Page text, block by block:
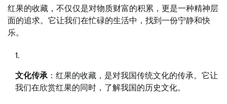
红果的收藏，不仅仅是对物质财富的积累，更是一种精神层
面的追求。它让我们在忙碌的生活中，找到一份宁静和快
乐。
文化传承：红果的收藏，是对我国传统文化的传承。它让
我们在欣赏红果的同时，了解我国的历史文化。